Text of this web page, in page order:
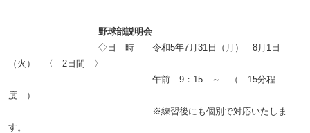
野球部説明会
◇日 時 令和5年7月 31 日（月） 8月 1 日
（火） 〈 2 日間 〉
午前 9 ： 15 ～ （ 15分程
度 ）
※練習後にも個別で対応いたしま
す。